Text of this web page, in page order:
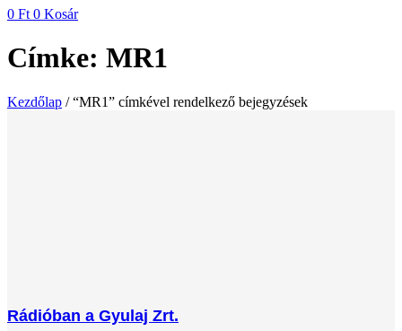
0 Ft 0 Kosár
Címke: MR1
Kezdőlap / “MR1” címkével rendelkező bejegyzések
Rádióban a Gyulaj Zrt.